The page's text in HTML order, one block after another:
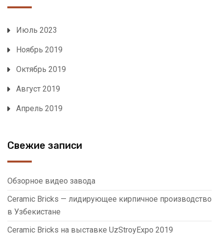
Июль 2023
Ноябрь 2019
Октябрь 2019
Август 2019
Апрель 2019
Свежие записи
Обзорное видео завода
Ceramic Bricks — лидирующее кирпичное производство
в Узбекистане
Ceramic Bricks на выставке UzStroyExpo 2019